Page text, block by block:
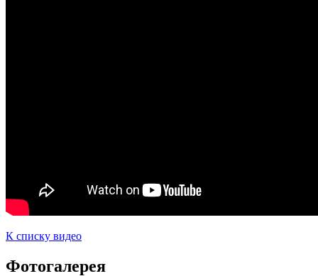
К списку видео
Фотогалерея